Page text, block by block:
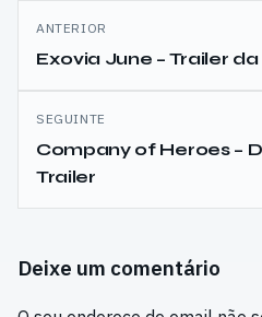
Navegação
de
artigos
ANTERIOR
Exovia June – Trailer
SEGUINTE
Company of Heroes –
Trailer
Deixe um comentário